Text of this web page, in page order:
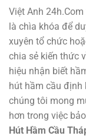
Việt Anh
là chìa khóa để
xuyên tổ chức
chia sẻ kiến thức
hiệu nhận biết
hút hầm cầu định
chúng tôi mong
hơn trong việc
Hút Hầm Cầu